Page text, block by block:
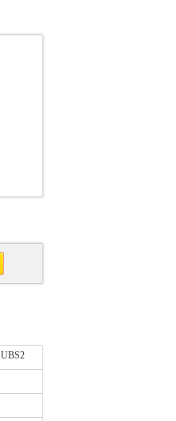
UBS2